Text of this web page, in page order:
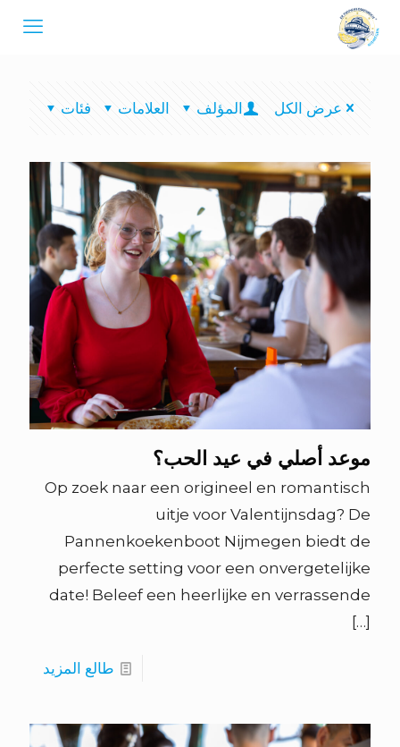
فئات العلامات المؤلف عرض الكل
موعد أصلي في عيد الحب؟
Op zoek naar een origineel en romantisch
uitje voor Valentijnsdag? De
Pannenkoekenboot Nijmegen biedt de
perfecte setting voor een onvergetelijke
date! Beleef een heerlijke en verrassende
[…]
طالع المزيد